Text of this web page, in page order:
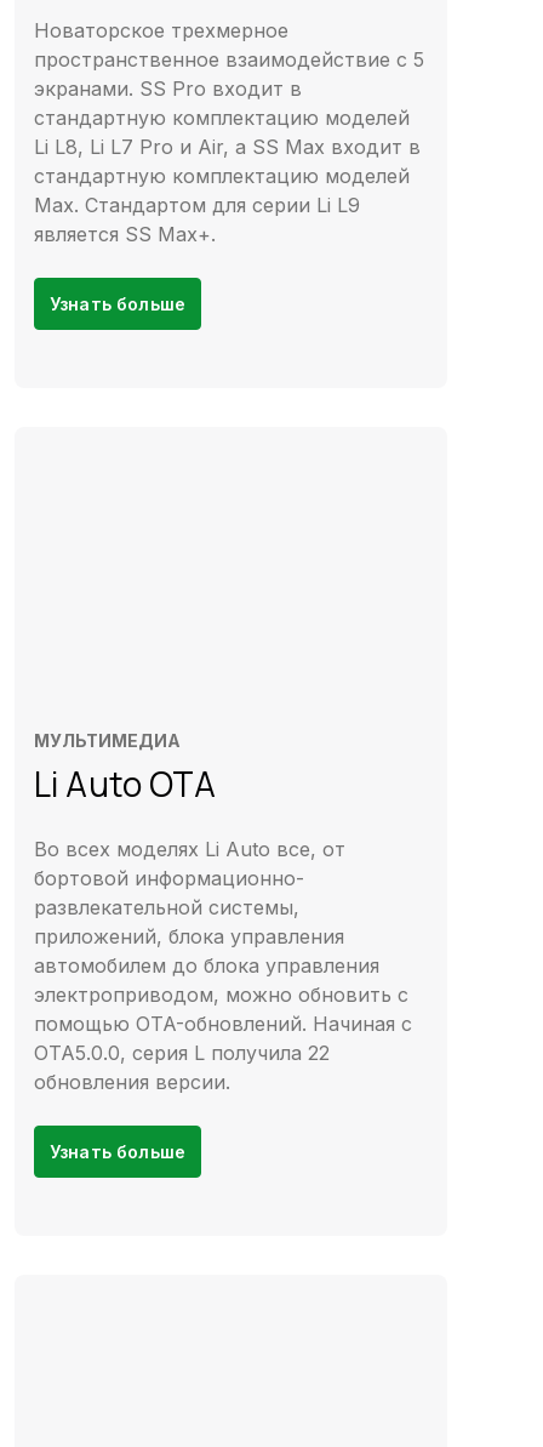
Новаторское трехмерное
пространственное взаимодействие с 5
экранами. SS Pro входит в
стандартную комплектацию моделей
Li L8, Li L7 Pro и Air, а SS Max входит в
стандартную комплектацию моделей
Max. Стандартом для серии Li L9
является SS Max+.
Узнать больше
МУЛЬТИМЕДИА
Li Auto OTA
Во всех моделях Li Auto все, от
бортовой информационно-
развлекательной системы,
приложений, блока управления
автомобилем до блока управления
электроприводом, можно обновить с
помощью OTA-обновлений. Начиная с
OTA5.0.0, серия L получила 22
обновления версии.
Узнать больше